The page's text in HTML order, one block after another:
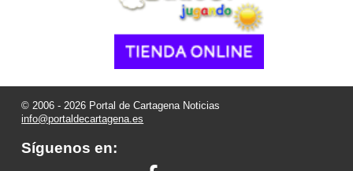
© 2006 - 2026 Portal de Cartagena Noticias
info@portaldecartagena.es
Síguenos en: